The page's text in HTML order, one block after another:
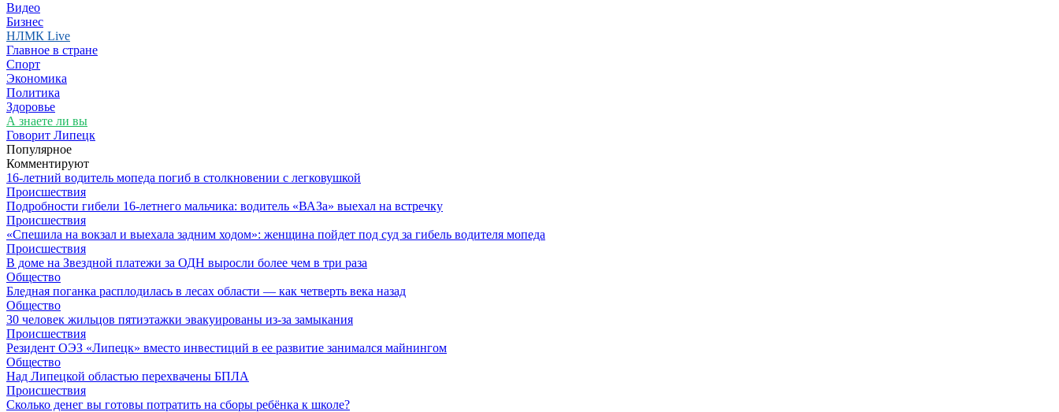
Видео
Бизнес
НЛМК Live
Главное в стране
Спорт
Экономика
Политика
Здоровье
А знаете ли вы
Говорит Липецк
Популярное
Комментируют
16-летний водитель мопеда погиб в столкновении с легковушкой
Происшествия
Подробности гибели 16-летнего мальчика: водитель «ВАЗа» выехал на встречку
Происшествия
«Спешила на вокзал и выехала задним ходом»: женщина пойдет под суд за гибель водителя мопеда
Происшествия
В доме на Звездной платежи за ОДН выросли более чем в три раза
Общество
Бледная поганка расплодилась в лесах области — как четверть века назад
Общество
30 человек жильцов пятиэтажки эвакуированы из-за замыкания
Происшествия
Резидент ОЭЗ «Липецк» вместо инвестиций в ее развитие занимался майнингом
Общество
Над Липецкой областью перехвачены БПЛА
Происшествия
Сколько денег вы готовы потратить на сборы ребёнка к школе?